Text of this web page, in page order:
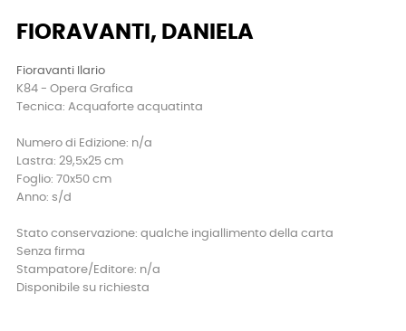
FIORAVANTI, DANIELA
Fioravanti Ilario
K84 - Opera Grafica
Tecnica: Acquaforte acquatinta
Numero di Edizione: n/a
Lastra: 29,5x25 cm
Foglio: 70x50 cm
Anno: s/d
Stato conservazione: qualche ingiallimento della carta
Senza firma
Stampatore/Editore: n/a
Disponibile su richiesta